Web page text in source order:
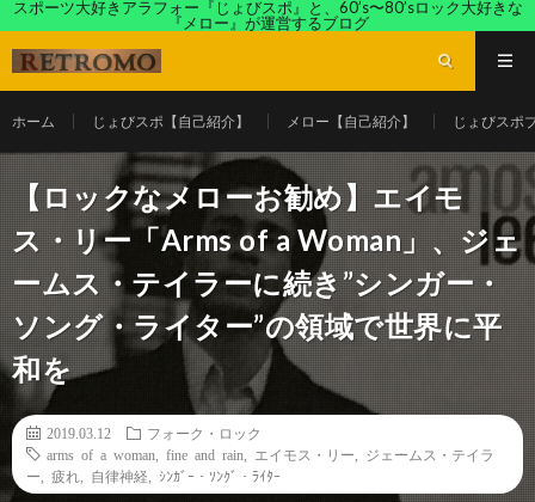
スポーツ大好きアラフォー『じょびスポ』と、60’s〜80’sロック大好きな
『メロー』が運営するブログ
ホーム じょびスポ【自己紹介】 メロー【自己紹介】 じょびスポ
【ロックなメローお勧め】エイモ
ス・リー「Arms of a Woman」、ジェ
ームス・テイラーに続き”シンガー・
ソング・ライター”の領域で世界に平
和を
2019.03.12
フォーク・ロック
arms of a woman
fine and rain エイモス・リー
ジェームス・テイラ
ー
疲れ 自律神経 ｼﾝｶﾞｰ・ｿﾝｸﾞ・ﾗｲﾀｰ